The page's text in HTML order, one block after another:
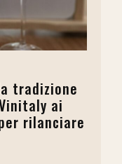
tradizione
ai
rilanciare